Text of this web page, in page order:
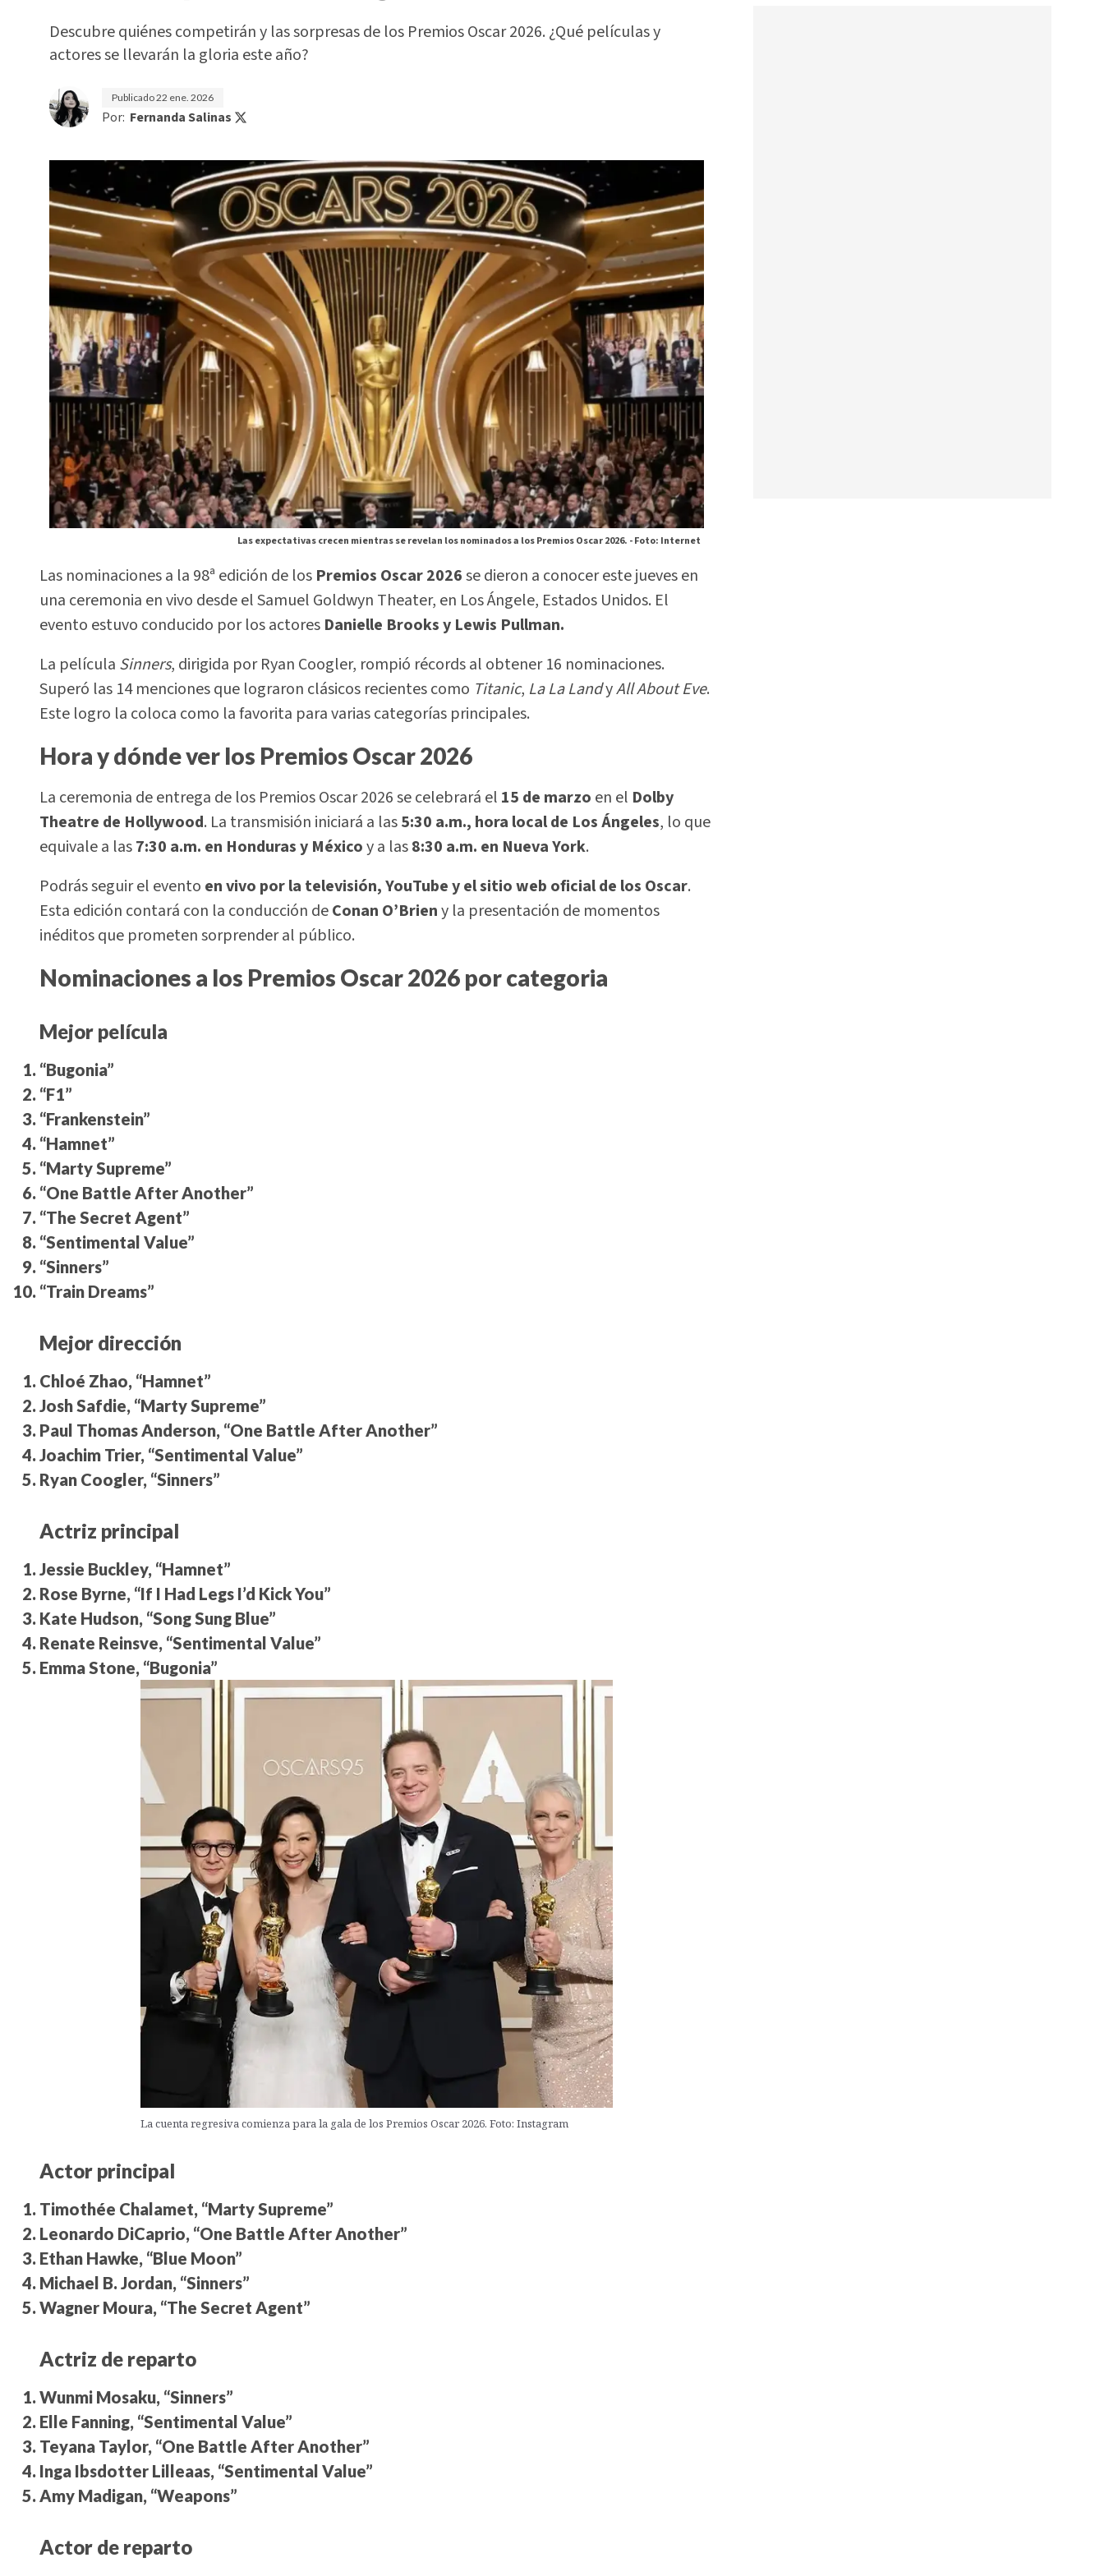
Descubre quiénes competirán y las sorpresas de los Premios Oscar 2026. ¿Qué películas y
actores se llevarán la gloria este año?
Publicado22 ene. 2026
Por: Fernanda Salinas
Las expectativas crecen mientras se revelan los nominados a los Premios Oscar 2026. -Foto: Internet
Las nominaciones a la 98ª edición de los Premios Oscar 2026se dieron a conocer este jueves en
una ceremonia en vivo desde el Samuel Goldwyn Theater, en Los Ángele, Estados Unidos. El
evento estuvo conducido por los actores Danielle Brooks y Lewis Pullman.
La película Sinners, dirigida por Ryan Coogler, rompió récords al obtener 16 nominaciones.
Superó las 14 menciones que lograron clásicos recientes como Titanic, La La LandyAll About Eve.
Este logro la coloca como la favorita para varias categorías principales.
Hora y dónde ver los Premios Oscar 2026
La ceremonia de entrega de los Premios Oscar 2026 se celebrará el 15 de marzo en el Dolby
Theatre de Hollywood. La transmisión iniciará a las5:30 a.m., hora local de Los Ángeles, lo que
equivale a las7:30 a.m. en Honduras y Méxicoy a las8:30 a.m. en Nueva York.
Podrás seguir el evento en vivo por la televisión, YouTube y el sitio web oficial de los Oscar.
Esta edición contará con la conducción deConan O’Brieny la presentación de momentos
inéditos que prometen sorprender al público.
Nominaciones a los Premios Oscar 2026 por categoria
Mejor película
“Bugonia”
“F1”
“Frankenstein”
“Hamnet”
“Marty Supreme”
“One Battle After Another”
“The Secret Agent”
“Sentimental Value”
“Sinners”
“Train Dreams”
Mejor dirección
Chloé Zhao, “Hamnet”
Josh Safdie, “Marty Supreme”
Paul Thomas Anderson, “One Battle After Another”
Joachim Trier, “Sentimental Value”
Ryan Coogler, “Sinners”
Actriz principal
Jessie Buckley, “Hamnet”
Rose Byrne, “If I Had Legs I’d Kick You”
Kate Hudson, “Song Sung Blue”
Renate Reinsve, “Sentimental Value”
Emma Stone, “Bugonia”
La cuenta regresiva comienza para la gala de los Premios Oscar 2026. Foto: Instagram
Actor principal
Timothée Chalamet, “Marty Supreme”
Leonardo DiCaprio, “One Battle After Another”
Ethan Hawke, “Blue Moon”
Michael B. Jordan, “Sinners”
Wagner Moura, “The Secret Agent”
Actriz de reparto
Wunmi Mosaku, “Sinners”
Elle Fanning, “Sentimental Value”
Teyana Taylor, “One Battle After Another”
Inga Ibsdotter Lilleaas, “Sentimental Value”
Amy Madigan, “Weapons”
Actor de reparto